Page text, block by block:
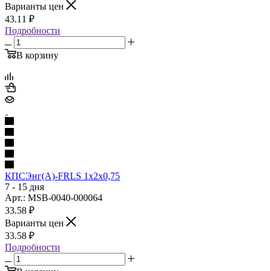
Варианты цен
43.11 ₽
Подробности
В корзину
КПСЭнг(А)-FRLS 1х2х0,75
7 - 15 дня
Арт.: MSB-0040-000064
33.58 ₽
Варианты цен
33.58 ₽
Подробности